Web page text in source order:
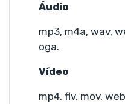
Áudio
mp3, m4a, wav,
oga.
Vídeo
mp4, flv, mov,